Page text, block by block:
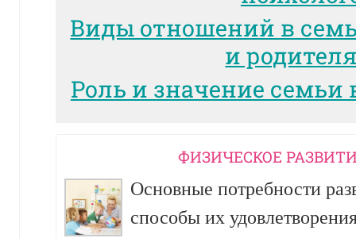
Виды отношений в
и
Роль и значение семьи
ФИЗИЧЕСКОЕ
Основные потребности
способы их